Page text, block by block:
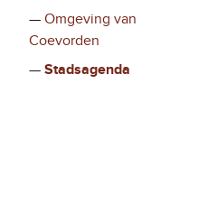
Omgeving van
Coevorden
Stadsagenda